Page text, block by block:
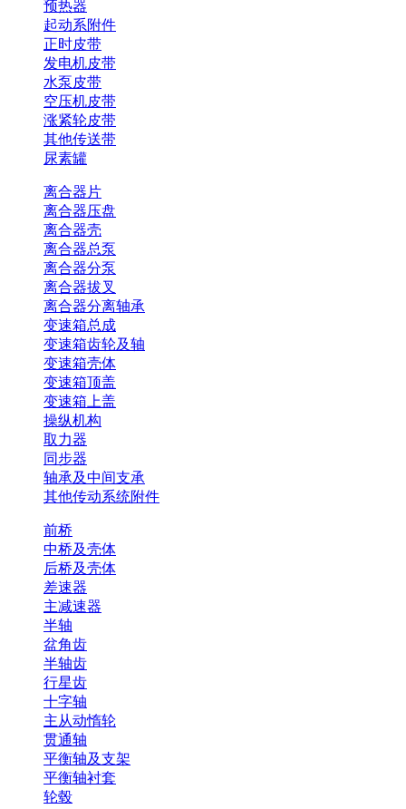
预热器
起动系附件
正时皮带
发电机皮带
水泵皮带
空压机皮带
涨紧轮皮带
其他传送带
尿素罐
离合器片
离合器压盘
离合器壳
离合器总泵
离合器分泵
离合器拔叉
离合器分离轴承
变速箱总成
变速箱齿轮及轴
变速箱壳体
变速箱顶盖
变速箱上盖
操纵机构
取力器
同步器
轴承及中间支承
其他传动系统附件
前桥
中桥及壳体
后桥及壳体
差速器
主减速器
半轴
盆角齿
半轴齿
行星齿
十字轴
主从动惰轮
贯通轴
平衡轴及支架
平衡轴衬套
轮毂